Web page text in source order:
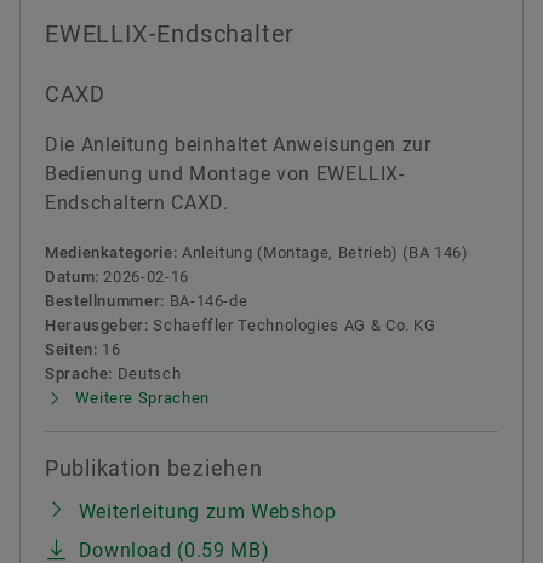
EWELLIX-Endschalter
CAXD
Die Anleitung beinhaltet Anweisungen zur
Bedienung und Montage von EWELLIX-
Endschaltern CAXD.
Medienkategorie: Anleitung (Montage, Betrieb) (BA 146)
Datum: 2026-02-16
Bestellnummer: BA-146-de
Herausgeber: Schaeffler Technologies AG & Co. KG
Seiten: 16
Sprache: Deutsch
Weitere Sprachen
Publikation beziehen
Weiterleitung zum Webshop
Download (0.59 MB)